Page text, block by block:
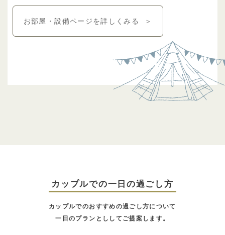
お部屋・設備ページを詳しくみる ＞
カップルでの一日の過ごし方
カップルでのおすすめの過ごし方について
一日のプランとししてご提案します。